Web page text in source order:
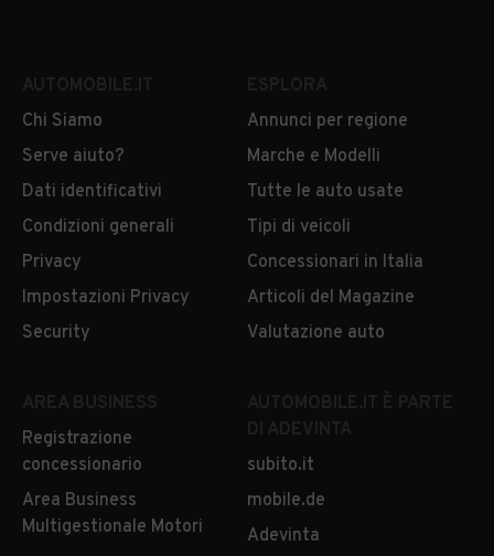
Chi Siamo
Serve aiuto?
Dati identificativi
Condizioni generali
Privacy
Impostazioni Privacy
Security
Annunci per regione
Marche e Modelli
Tutte le auto usate
Tipi di veicoli
Concessionari in Italia
Articoli del Magazine
Valutazione auto
Registrazione
concessionario
Area Business
Multigestionale Motori
subito.it
mobile.de
Adevinta